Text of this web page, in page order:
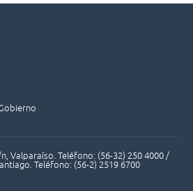
Valparaíso. Teléfono: (56-32) 250 4000 /
Teléfono: (56-2) 2519 6700